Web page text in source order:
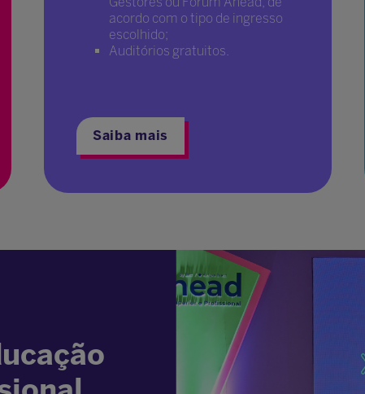
acordo com o tipo de ingresso
escolhido;
Auditórios gratuitos.
Saiba mais